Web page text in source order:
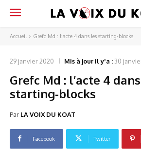
Accueil Grefc Md : l’acte 4 dans les starting-blocks
29 janvier 2020 Mis à jour il y'a : 30
Grefc Md : l’acte 4
starting-blocks
Par LA VOIX DU KOAT
Facebook Twitter